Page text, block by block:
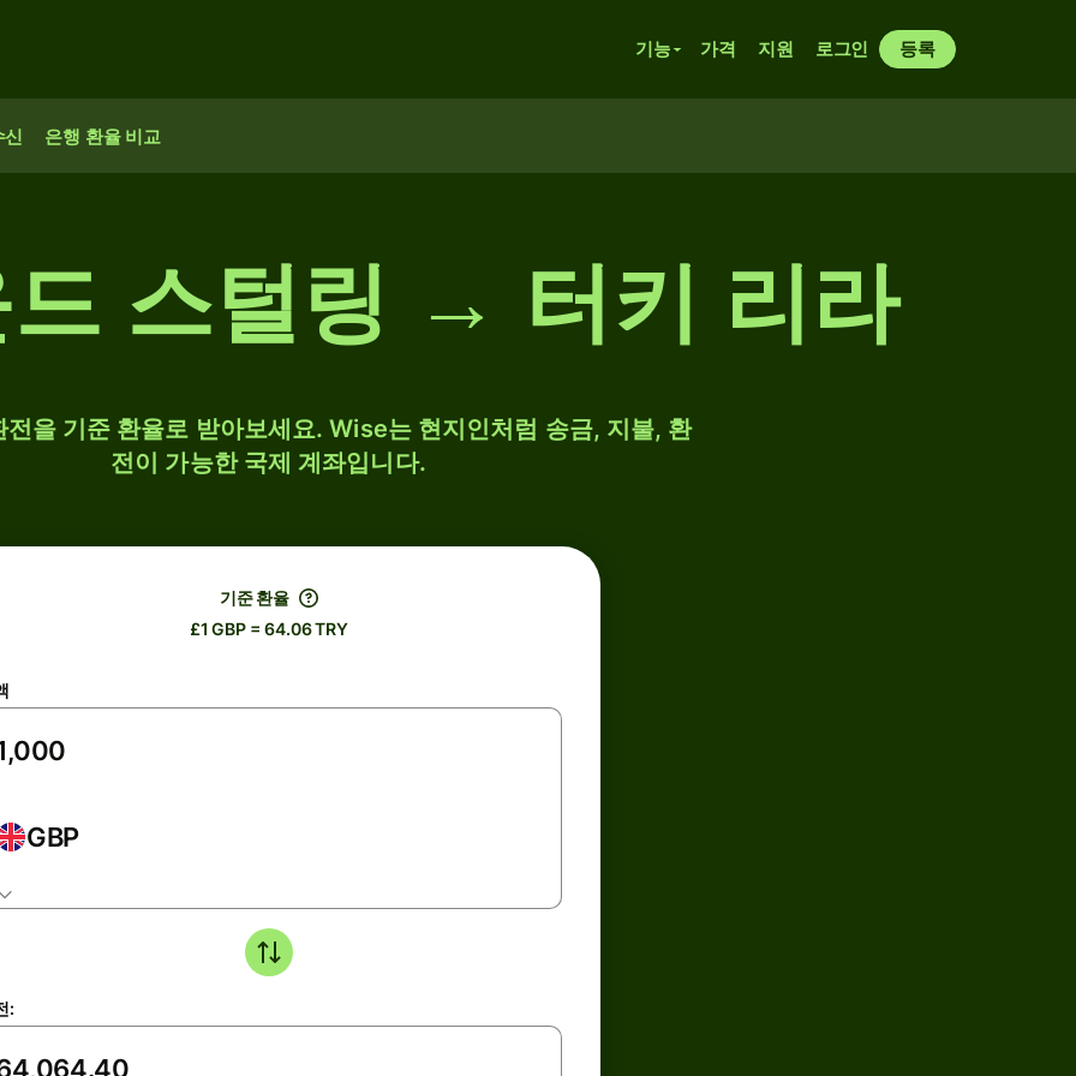
기능 가격 지원 로그인 등록
신 은행 환율 비교
스털링 → 터키 리라
을 기준 환율로 받아보세요. Wise는 현지인처럼 송금, 지불, 환
전이 가능한 국제 계좌입니다.
기준 환율
£1 GBP = 64.06 TRY
GBP
: